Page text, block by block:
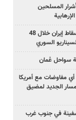
الأشرار المسلحين
بزشكيان: خططوا لإسقاط إيران خلال 48
السوري
سواحل عُمان
مفاوضات مع أمريكا
الجديد لمضيق
في جنوب غرب